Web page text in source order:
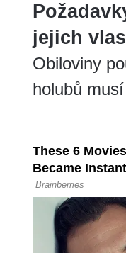
jejich
Obiloviny
holubů